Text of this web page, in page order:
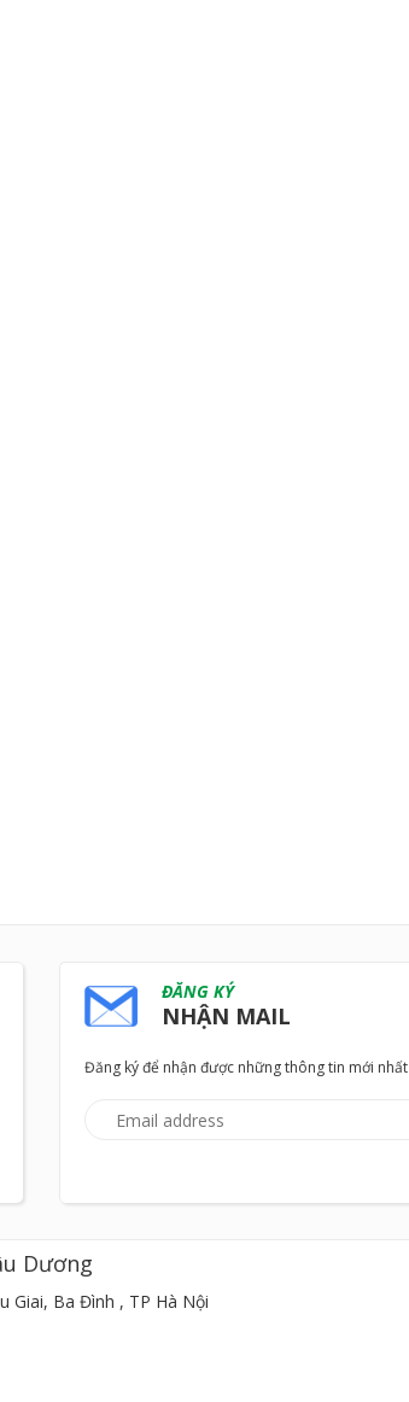
ĐĂNG KÝ
NHẬN MAIL
Đăng ký để nhận được những thông tin mới nhất
Dương
Giai, Ba Đình , TP Hà Nội